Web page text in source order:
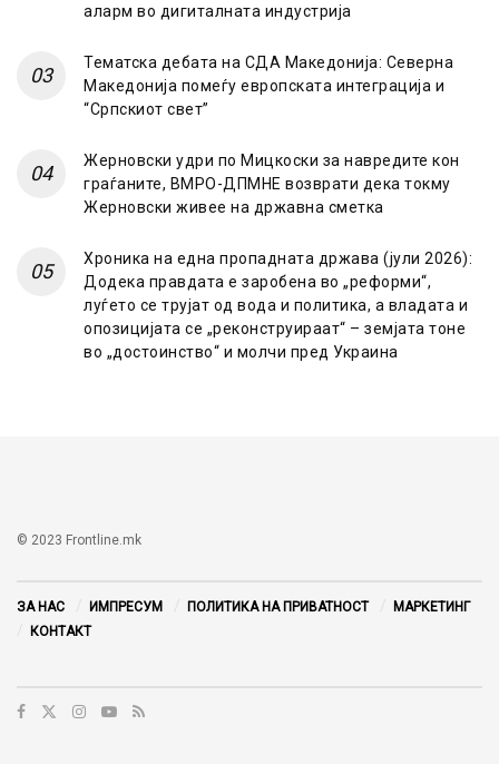
аларм во дигиталната индустрија
Тематска дебата на СДА Македонија: Северна
Македонија помеѓу европската интеграција и
“Српскиот свет”
Жерновски удри по Мицкоски за навредите кон
граѓаните, ВМРО-ДПМНЕ возврати дека токму
Жерновски живее на државна сметка
Хроника на една пропадната држава (јули 2026):
Додека правдата е заробена во „реформи“,
луѓето се трујат од вода и политика, а владата и
опозицијата се „реконструираат“ – земјата тоне
во „достоинство“ и молчи пред Украина
© 2023 Frontline.mk
ЗА НАС ИМПРЕСУМ ПОЛИТИКА НА ПРИВАТНОСТ
МАРКЕТИНГ
КОНТАКТ